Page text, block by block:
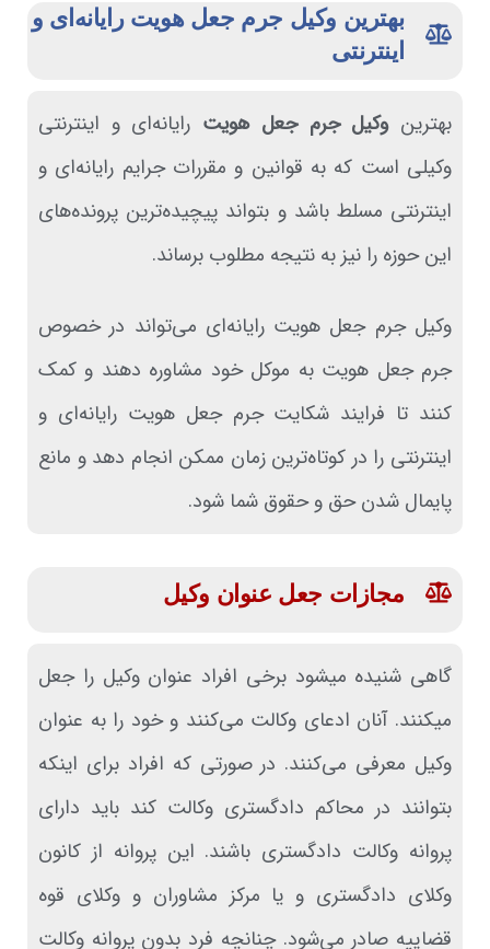
بهترین وکیل جرم جعل هویت رایانه‌ای و
اینترنتی
بهترینوکیل جرم جعل هویت رایانه‌ای و اینترنتی
وکیلی است که به قوانین و مقررات جرایم رایانه‌ای و
اینترنتی مسلط باشد و بتواند پیچیده‌ترین پرونده‌های
این حوزه را نیز به نتیجه مطلوب برساند.
وکیل جرم جعل هویت رایانه‌ای می‌تواند در خصوص
جرم جعل هویت به موکل خود مشاوره دهند و کمک
کنند تا فرایند شکایت جرم جعل هویت رایانه‌ای و
اینترنتی را در کوتاه‌ترین زمان ممکن انجام دهد و مانع
پایمال شدن حق و حقوق شما شود.
مجازات جعل عنوان وکیل
گاهی شنیده میشود برخی افراد عنوان وکیل را جعل
میکنند. آنان ادعای وکالت می‌کنند و خود را به عنوان
وکیل معرفی می‌کنند. در صورتی که افراد برای اینکه
بتوانند در محاکم دادگستری وکالت کند باید دارای
پروانه وکالت دادگستری باشند. این پروانه از کانون
وکلای دادگستری و یا مرکز مشاوران و وکلای قوه
قضاییه صادر می‌شود. چنانچه فرد بدون پروانه وکالت